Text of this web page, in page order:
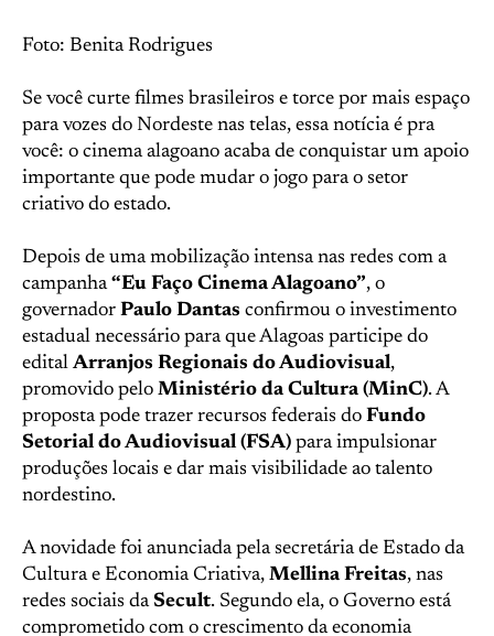
Foto: Benita Rodrigues
Se você curte filmes brasileiros e torce por mais espaço
para vozes do Nordeste nas telas, essa notícia é pra
você: o cinema alagoano acaba de conquistar um apoio
importante que pode mudar o jogo para o setor
criativo do estado.
Depois de uma mobilização intensa nas redes com a
campanha“Eu Faço Cinema Alagoano”, o
governador Paulo Dantas confirmou o investimento
estadual necessário para que Alagoas participe do
edital Arranjos Regionais do Audiovisual,
promovido pelo Ministério da Cultura (MinC). A
proposta pode trazer recursos federais do Fundo
Setorial do Audiovisual (FSA) para impulsionar
produções locais e dar mais visibilidade ao talento
nordestino.
A novidade foi anunciada pela secretária de Estado da
Cultura e Economia Criativa, Mellina Freitas, nas
redes sociais daSecult. Segundo ela, o Governo está
comprometido com o crescimento da economia